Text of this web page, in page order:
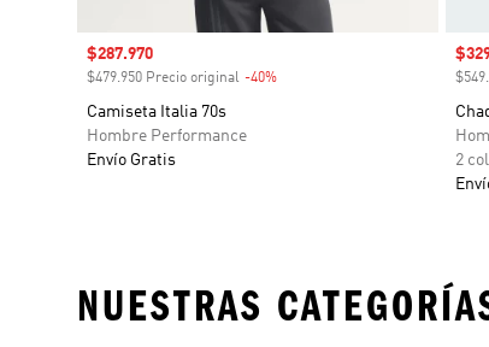
Precio de venta
$287.970
$479.950 Precio original -40%
Camiseta Italia 70s
Hombre Performance
Envío Gratis
2
NUESTRAS